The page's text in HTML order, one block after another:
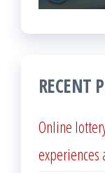
RECENT
Online
experiences